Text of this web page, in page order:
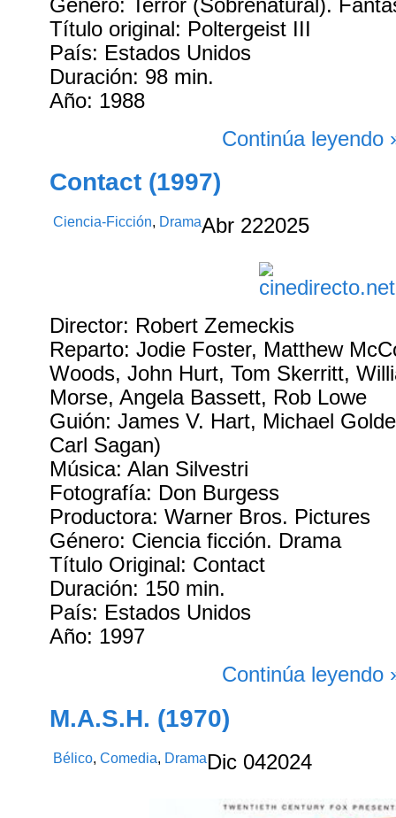
Género: Terror (Sobrenatural).
Título original: Poltergeist III
País: Estados Unidos
Duración: 98 min.
Año: 1988
Continúa leyendo
Contact (1997)
Ciencia-Ficción, DramaAbr 222025
Director: Robert Zemeckis
Reparto: Jodie Foster, Matthew
Woods, John Hurt, Tom Skerritt,
Morse, Angela Bassett, Rob Lowe
Guión: James V. Hart, Michael
Carl Sagan)
Música: Alan Silvestri
Fotografía: Don Burgess
Productora: Warner Bros. Pictures
Género: Ciencia ficción. Drama
Título Original: Contact
Duración: 150 min.
País: Estados Unidos
Año: 1997
Continúa leyendo
M.A.S.H. (1970)
Bélico,Comedia, Drama Dic 042024